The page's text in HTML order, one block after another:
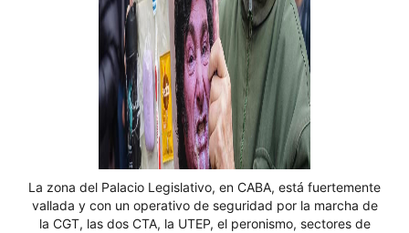
La zona del Palacio Legislativo, en CABA, está fuertemente
vallada y con un operativo de seguridad por la marcha de
la CGT, las dos CTA, la UTEP, el peronismo, sectores de